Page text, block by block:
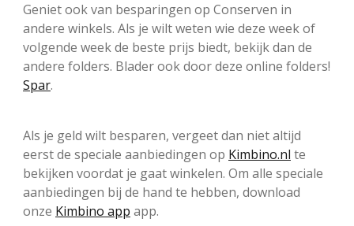
Geniet ook van besparingen op Conserven in
andere winkels. Als je wilt weten wie deze week of
volgende week de beste prijs biedt, bekijk dan de
andere folders. Blader ook door deze online folders!
Spar.
Als je geld wilt besparen, vergeet dan niet altijd
eerst de speciale aanbiedingen op Kimbino.nl te
bekijken voordat je gaat winkelen. Om alle speciale
aanbiedingen bij de hand te hebben, download
onze Kimbino app app.